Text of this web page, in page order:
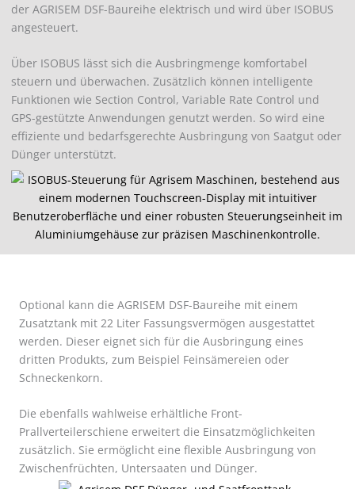
der AGRISEM DSF-Baureihe elektrisch und wird über ISOBUS
angesteuert.
Über ISOBUS lässt sich die Ausbringmenge komfortabel
steuern und überwachen. Zusätzlich können intelligente
Funktionen wie Section Control, Variable Rate Control und
GPS-gestützte Anwendungen genutzt werden. So wird eine
effiziente und bedarfsgerechte Ausbringung von Saatgut oder
Dünger unterstützt.
Optional kann die AGRISEM DSF-Baureihe mit einem
Zusatztank mit 22 Liter Fassungsvermögen ausgestattet
werden. Dieser eignet sich für die Ausbringung eines
dritten Produkts, zum Beispiel Feinsämereien oder
Schneckenkorn.
Die ebenfalls wahlweise erhältliche Front-
Prallverteilerschiene erweitert die Einsatzmöglichkeiten
zusätzlich. Sie ermöglicht eine flexible Ausbringung von
Zwischenfrüchten, Untersaaten und Dünger.